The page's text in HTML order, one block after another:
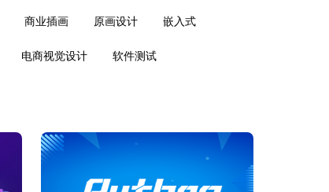
商业插画 原画设计 嵌入式
电商视觉设计 软件测试